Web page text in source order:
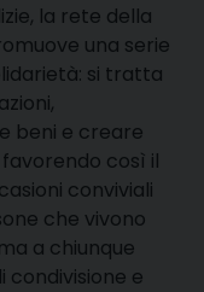
la rete della
una serie
si tratta
beni e creare
così il
conviviali
che vivono
a chiunque
condivisione e